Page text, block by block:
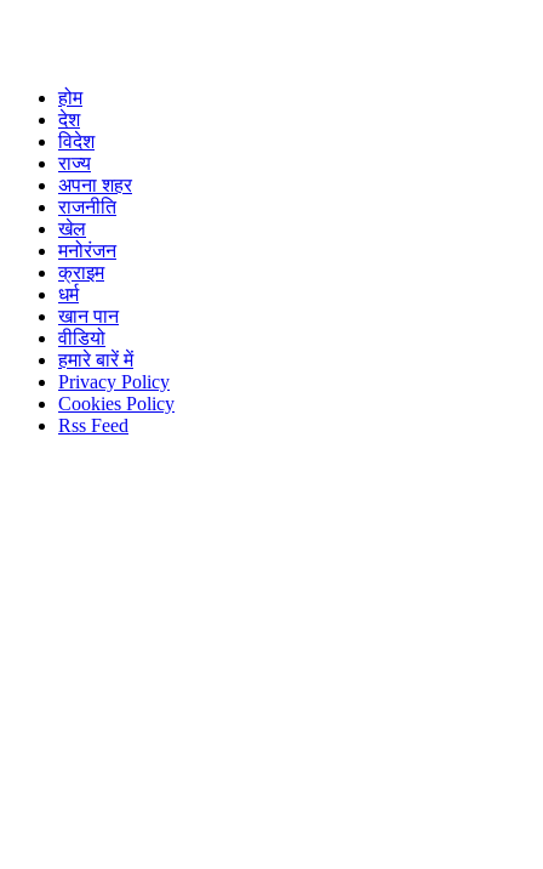
होम
देश
विदेश
राज्य
अपना शहर
राजनीति
खेल
मनोरंजन
क्राइम
धर्म
खान पान
वीडियो
हमारे बारें में
Privacy Policy
Cookies Policy
Rss Feed